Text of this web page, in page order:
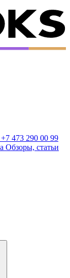
+7 473 290 00 99
Обзоры, статьи